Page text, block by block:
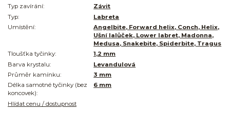
Typ zavírání:
Závit
Typ:
Labreta
Umístění:
Angelbite, Forward helix, Conch, Helix,
Ušní lalůček, Lower labret, Madonna,
Medusa, Snakebite, Spiderbite, Tragus
Tloušťka tyčinky:
1,2 mm
Barva krystalu:
Levandulová
Průměr kamínku:
3 mm
Délka samotné tyčinky (bez
koncovek):
6 mm
Hlídat cenu / dostupnost